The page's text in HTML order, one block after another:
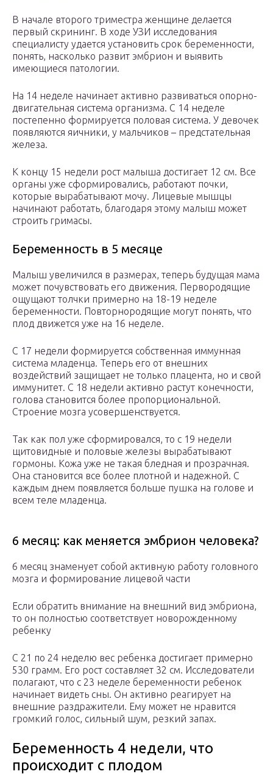
В начале второго триместра женщине делается
первый скрининг. В ходе УЗИ исследования
специалисту удается установить срок беременности,
понять, насколько развит эмбрион и выявить
имеющиеся патологии.
На 14 неделе начинает активно развиваться опорно-
двигательная система организма. С 14 неделе
постепенно формируется половая система. У девочек
появляются яичники, у мальчиков – предстательная
железа.
К концу 15 недели рост малыша достигает 12 см. Все
органы уже сформировались, работают почки,
которые вырабатывают мочу. Лицевые мышцы
начинают работать, благодаря этому малыш может
строить гримасы.
Беременность в 5 месяце
Малыш увеличился в размерах, теперь будущая мама
может почувствовать его движения. Первородящие
ощущают толчки примерно на 18-19 неделе
беременности. Повторнородящие могут понять, что
плод движется уже на 16 неделе.
С 17 недели формируется собственная иммунная
система младенца. Теперь его от внешних
воздействий защищает не только плацента, но и свой
иммунитет. С 18 недели активно растут конечности,
голова становится более пропорциональной.
Строение мозга усовершенствуется.
Так как пол уже сформировался, то с 19 недели
щитовидные и половые железы вырабатывают
гормоны. Кожа уже не такая бледная и прозрачная.
Она становится все более плотной и надежной. С
каждым днем появляется больше пушка на голове и
всем теле младенца.
6 месяц: как меняется эмбрион человека?
6 месяц знаменует собой активную работу головного
мозга и формирование лицевой части
Если обратить внимание на внешний вид эмбриона,
то он полностью соответствует новорожденному
ребенку
С 21 по 24 неделю вес ребенка достигает примерно
530 грамм. Его рост составляет 32 см. Исследователи
полагают, что с 23 неделе беременности ребенок
начинает видеть сны. Он активно реагирует на
внешние раздражители. Ему может не нравится
громкий голос, сильный шум, резкий запах.
Беременность 4 недели, что
происходит с плодом